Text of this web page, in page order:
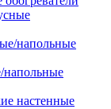
напольные
настенные